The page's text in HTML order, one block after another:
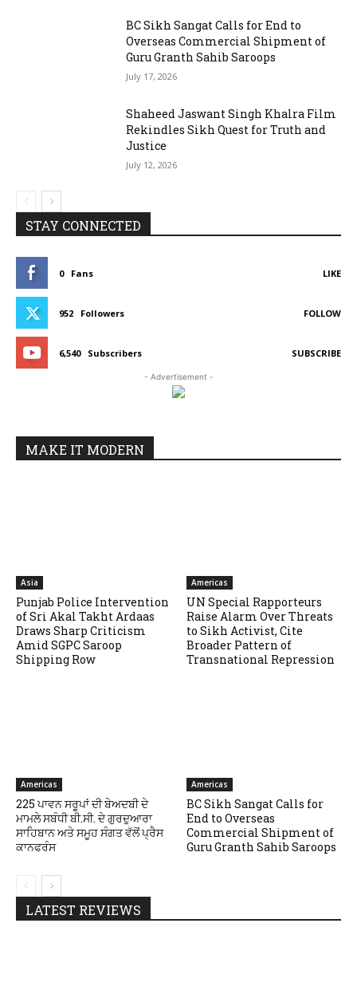
BC Sikh Sangat Calls for End to
Overseas Commercial Shipment of
Guru Granth Sahib Saroops
July 17, 2026
Shaheed Jaswant Singh Khalra Film
Rekindles Sikh Quest for Truth and
Justice
July 12, 2026
STAY CONNECTED
0 Fans LIKE
952 Followers FOLLOW
6,540 Subscribers SUBSCRIBE
- Advertisement -
MAKE IT MODERN
Asia
Punjab Police Intervention
of Sri Akal Takht Ardaas
Draws Sharp Criticism
Amid SGPC Saroop
Shipping Row
Americas
UN Special Rapporteurs
Raise Alarm Over Threats
to Sikh Activist, Cite
Broader Pattern of
Transnational Repression
Americas
225 ਪਾਵਨ ਸਰੂਪਾਂ ਦੀ ਬੇਅਦਬੀ ਦੇ
ਮਾਮਲੇ ਸਬੰਧੀ ਬੀ.ਸੀ. ਦੇ ਗੁਰਦੁਆਰਾ
ਸਾਹਿਬਾਨ ਅਤੇ ਸਮੂਹ ਸੰਗਤ ਵੱਲੋਂ ਪ੍ਰੈਸ
ਕਾਨਫਰੰਸ
Americas
BC Sikh Sangat Calls for
End to Overseas
Commercial Shipment of
Guru Granth Sahib Saroops
LATEST REVIEWS